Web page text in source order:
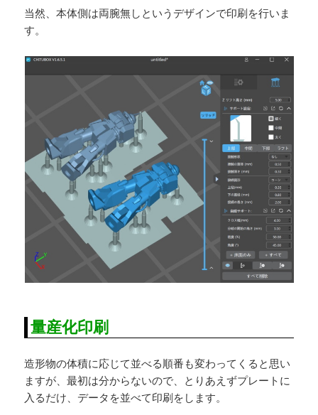
当然、本体側は両腕無しというデザインで印刷を行いま
す。
量産化印刷
造形物の体積に応じて並べる順番も変わってくると思い
ますが、最初は分からないので、とりあえずプレートに
入るだけ、データを並べて印刷をします。